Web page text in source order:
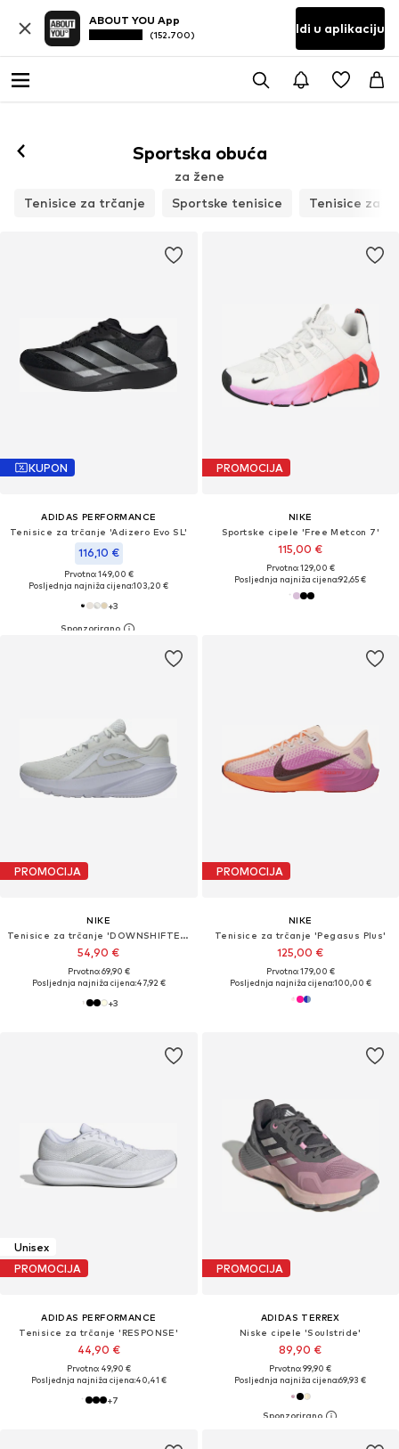
ABOUT YOU App
(152.700) Idi u aplikaciju
Sportska obuća
za žene
Tenisice za trčanje
Sportske tenisice Tenisice za
KUPON
ADIDAS PERFORMANCE
Tenisice za trčanje 'Adizero Evo SL'
116,10 €
Prvotno: 149,00 €
Posljednja najniža cijena:103,20 €
+3
PROMOCIJA
NIKE
Sportske cipele 'Free Metcon 7'
115,00 €
Prvotno: 129,00 €
Posljednja najniža cijena:92,65 €
PROMOCIJA
NIKE
Tenisice za trčanje 'DOWNSHIFTER 14'
54,90 €
Prvotno: 69,90 €
Posljednja najniža cijena:47,92 €
+3
PROMOCIJA
NIKE
Tenisice za trčanje 'Pegasus Plus'
125,00 €
Prvotno: 179,00 €
Posljednja najniža cijena:100,00 €
Unisex
PROMOCIJA
ADIDAS PERFORMANCE
Tenisice za trčanje 'RESPONSE'
44,90 €
Prvotno: 49,90 €
Posljednja najniža cijena:40,41 €
+7
PROMOCIJA
ADIDAS TERREX
Niske cipele 'Soulstride'
89,90 €
Prvotno: 99,90 €
Posljednja najniža cijena:69,93 €